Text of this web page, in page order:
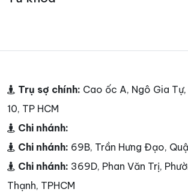
Trụ sợ chính: Cao ốc A, Ngô Gia
10, TP HCM
Chi nhánh:
Chi nhánh: 69B, Trần Hưng Đạo,
Chi nhánh: 369D, Phan Văn Trị,
Thạnh, TPHCM